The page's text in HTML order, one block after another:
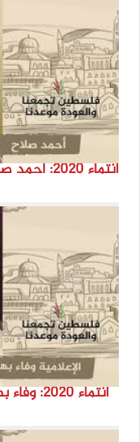
انتماء 2020: وفاء بهاني – إعلامية فلسطينية – لبنان